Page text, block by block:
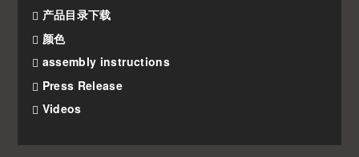
产品目录下载
颜色
assembly instructions
Press Release
Videos